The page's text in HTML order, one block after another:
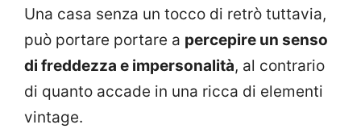
Una casa senza un tocco di retrò tuttavia,
può portare portare a percepire un senso
di freddezza e impersonalità, al contrario
di quanto accade in una ricca di elementi
vintage.